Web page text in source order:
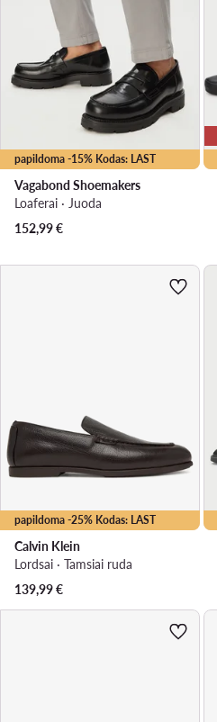
papildoma -15% Kodas: LAST
Vagabond Shoemakers
Loaferai · Juoda
152,99€
papildoma -25% Kodas: LAST
Calvin Klein
Lordsai · Tamsiai ruda
139,99€